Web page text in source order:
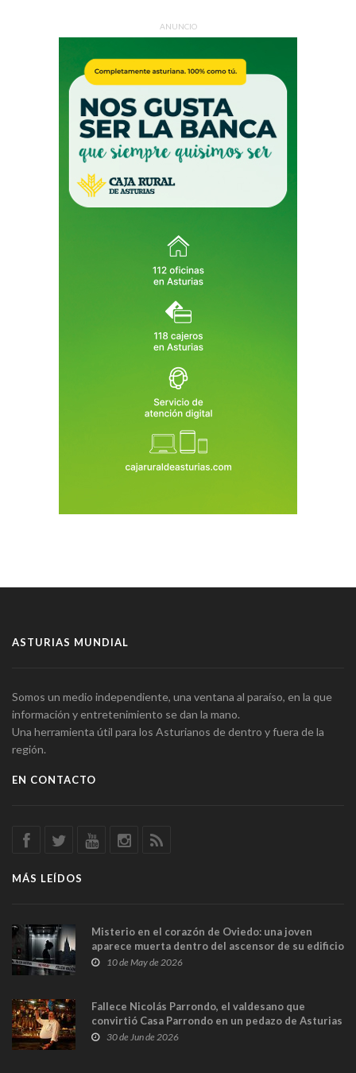
ANUNCIO
ASTURIAS MUNDIAL
Somos un medio independiente, una ventana al paraíso, en la que
información y entretenimiento se dan la mano.
Una herramienta útil para los Asturianos de dentro y fuera de la
región.
EN CONTACTO
MÁS LEÍDOS
Misterio en el corazón de Oviedo: una joven
aparece muerta dentro del ascensor de su edificio
y las cámaras captan sus últimos minutos
10 de May de 2026
Fallece Nicolás Parrondo, el valdesano que
convirtió Casa Parrondo en un pedazo de Asturias
en Madrid
30 de Jun de 2026